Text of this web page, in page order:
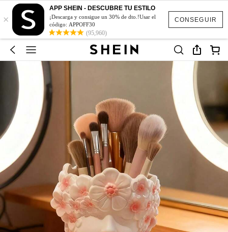
CONSEGUIR
×
APP SHEIN - DESCUBRE TU ESTILO
¡Descarga y consigue un 30% de dto.!Usar el
código: APPOFF30
(95,960)